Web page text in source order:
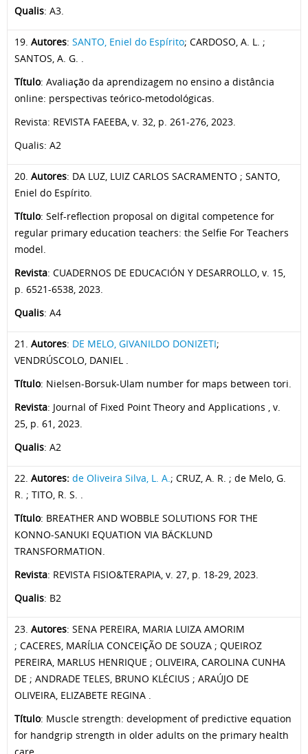
Qualis: A3.
19. Autores: SANTO, Eniel do Espírito; CARDOSO, A. L. ;
SANTOS, A. G. .
Título: Avaliação da aprendizagem no ensino a distância
online: perspectivas teórico-metodológicas.
Revista: REVISTA FAEEBA, v. 32, p. 261-276, 2023.
Qualis: A2
20. Autores: DA LUZ, LUIZ CARLOS SACRAMENTO ; SANTO,
Eniel do Espírito.
Título: Self-reflection proposal on digital competence for
regular primary education teachers: the Selfie For Teachers
model.
Revista: CUADERNOS DE EDUCACIÓN Y DESARROLLO, v. 15,
p. 6521-6538, 2023.
Qualis: A4
21. Autores: DE MELO, GIVANILDO DONIZETI;
VENDRÚSCOLO, DANIEL .
Título: Nielsen-Borsuk-Ulam number for maps between tori.
Revista: Journal of Fixed Point Theory and Applications , v.
25, p. 61, 2023.
Qualis: A2
22. Autores: de Oliveira Silva, L. A. ; CRUZ, A. R. ; de Melo, G.
R. ; TITO, R. S. .
Título: BREATHER AND WOBBLE SOLUTIONS FOR THE
KONNO-SANUKI EQUATION VIA BÄCKLUND
TRANSFORMATION.
Revista: REVISTA FISIO&TERAPIA, v. 27, p. 18-29, 2023.
Qualis: B2
23. Autores: SENA PEREIRA, MARIA LUIZA AMORIM
; CACERES, MARÍLIA CONCEIÇÃO DE SOUZA ; QUEIROZ
PEREIRA, MARLUS HENRIQUE ; OLIVEIRA, CAROLINA CUNHA
DE ; ANDRADE TELES, BRUNO KLÉCIUS ; ARAÚJO DE
OLIVEIRA, ELIZABETE REGINA .
Título: Muscle strength: development of predictive equation
for handgrip strength in older adults on the primary health
care.